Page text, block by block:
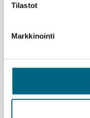
Tilastot
Markkinointi
Yhteystiedot
Meidän tarina